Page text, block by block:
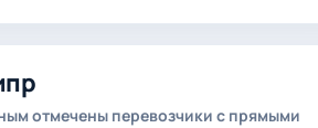
отмечены перевозчики с прямыми